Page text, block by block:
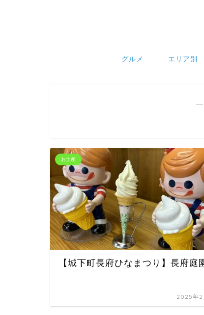
グルメ エリア別
―
お土産
【城下町長府ひなまつり】長府庭
2025年2